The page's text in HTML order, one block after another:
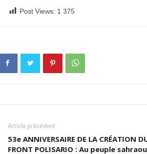
Post Views: 1 375
Article précédent
53e ANNIVERSAIRE DE LA CRÉATION
FRONT POLISARIO : Au peuple